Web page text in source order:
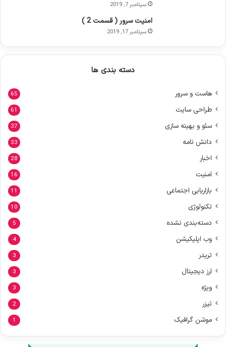
سپتامبر 7, 2019
امنیت سرور ( قسمت 2 )
سپتامبر 17, 2019
دسته بندی ها
هاست و سرور 65
طراحی سایت 61
سئو و بهینه سازی 37
دانش نامه 33
اخبار 28
امنیت 16
بازاریابی اجتماعی 11
تکنولوژی 10
دسته‌بندی نشده 5
وب اپلیکیشن 4
تریدر 3
ارز دیجیتال 3
ویژه 3
تیزر 2
موشن گرافیک 1